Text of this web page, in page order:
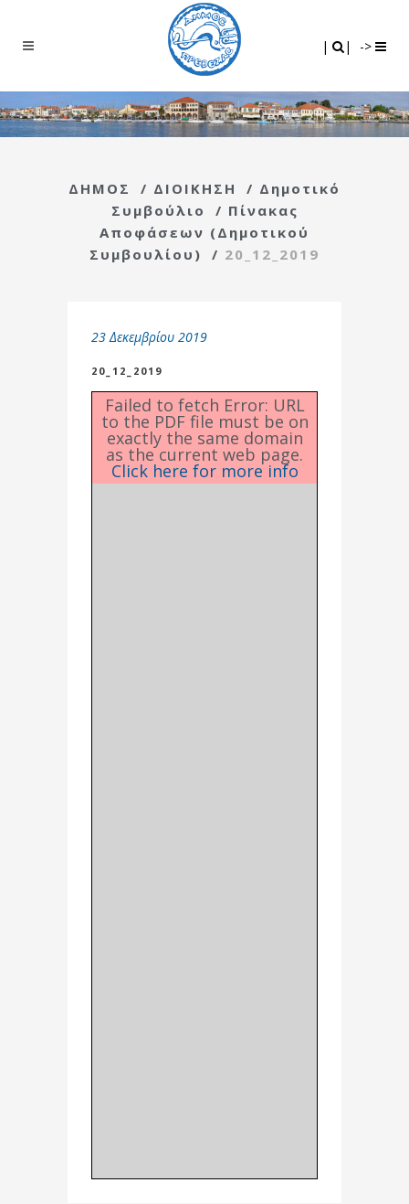
| | ->
ΔΗΜΟΣ / ΔΙΟΙΚΗΣΗ / Δημοτικό
Συμβούλιο
/ Πίνακας
Αποφάσεων (Δημοτικού
Συμβουλίου)
/ 20_12_2019
23 Δεκεμβρίου 2019
20_12_2019
Failed to fetch Error: URL
to the PDF file must be on
exactly the same domain
as the current web page.
Click here for more info